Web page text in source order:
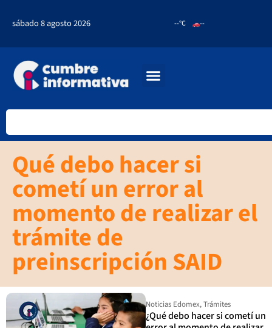
sábado 8 agosto 2026 --°C --
Qué debo hacer si
cometí un error al
momento de realizar el
trámite de
preinscripción SAID
Noticias Edomex,Trámites
¿Qué debo hacer si cometí un